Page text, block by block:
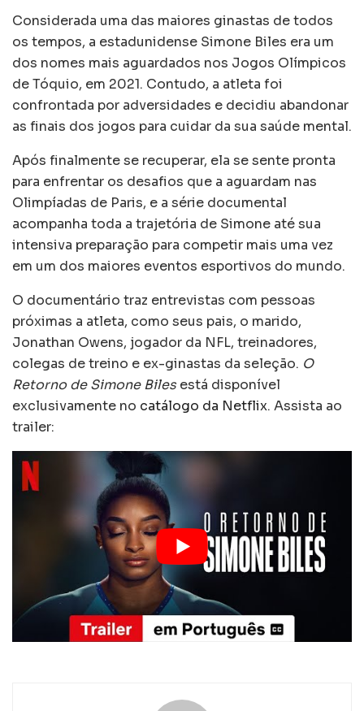
Considerada uma das maiores ginastas de todos
os tempos, a estadunidense Simone Biles era um
dos nomes mais aguardados nos Jogos Olímpicos
de Tóquio, em 2021. Contudo, a atleta foi
confrontada por adversidades e decidiu abandonar
as finais dos jogos para cuidar da sua saúde mental.
Após finalmente se recuperar, ela se sente pronta
para enfrentar os desafios que a aguardam nas
Olimpíadas de Paris, e a série documental
acompanha toda a trajetória de Simone até sua
intensiva preparação para competir mais uma vez
em um dos maiores eventos esportivos do mundo.
O documentário traz entrevistas com pessoas
próximas a atleta, como seus pais, o marido,
Jonathan Owens, jogador da NFL, treinadores,
colegas de treino e ex-ginastas da seleção. O
Retorno de Simone Biles está disponível
exclusivamente no catálogo da Netflix. Assista ao
trailer: